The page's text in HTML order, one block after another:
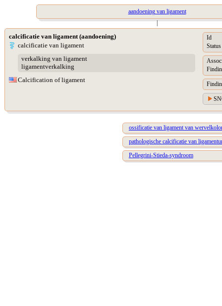
aandoening van ligament
|
calcificatie van ligament (aandoening)
calcificatie van ligament
verkalking van ligament
ligamentverkalking
Calcification of ligament
Id
Status
ossificatie van ligament van
pathologische calcificatie van
Pellegrini-Stieda-syndroom